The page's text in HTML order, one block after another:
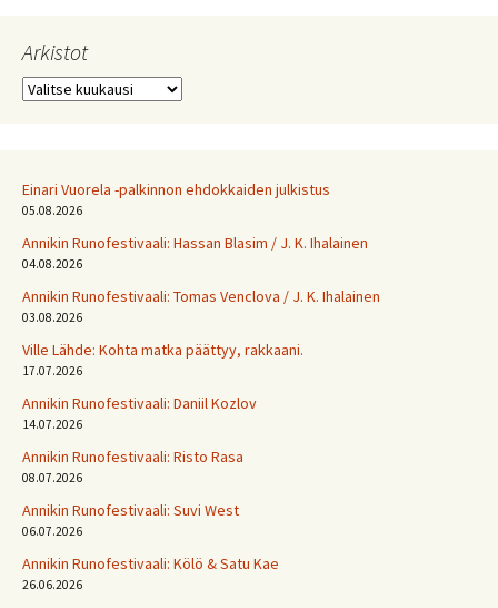
Arkistot
Arkistot
Einari Vuorela -palkinnon ehdokkaiden julkistus
05.08.2026
Annikin Runofestivaali: Has­san Bla­sim / J. K. Ihalainen
04.08.2026
Annikin Runofestivaali: Tomas Venclova / J. K. Ihalainen
03.08.2026
Ville Lähde: Kohta matka päättyy, rakkaani.
17.07.2026
Annikin Runofestivaali: Daniil Kozlov
14.07.2026
Annikin Runofestivaali: Risto Rasa
08.07.2026
Annikin Runofestivaali: Suvi West
06.07.2026
Annikin Runofestivaali: Kölö & Satu Kae
26.06.2026